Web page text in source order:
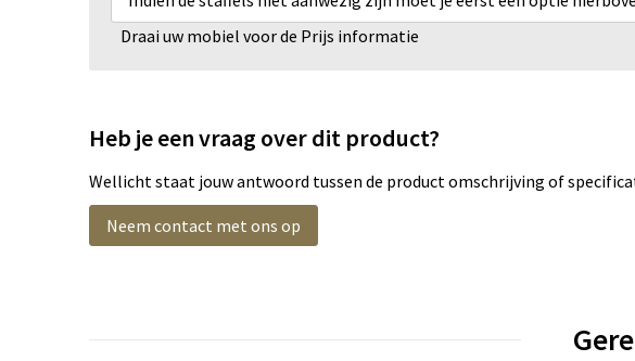
Draai uw mobiel voor de Prijs informatie
Heb je een vraag over dit product?
Wellicht staat jouw antwoord tussen de product omschrijving of
Neem contact met ons op